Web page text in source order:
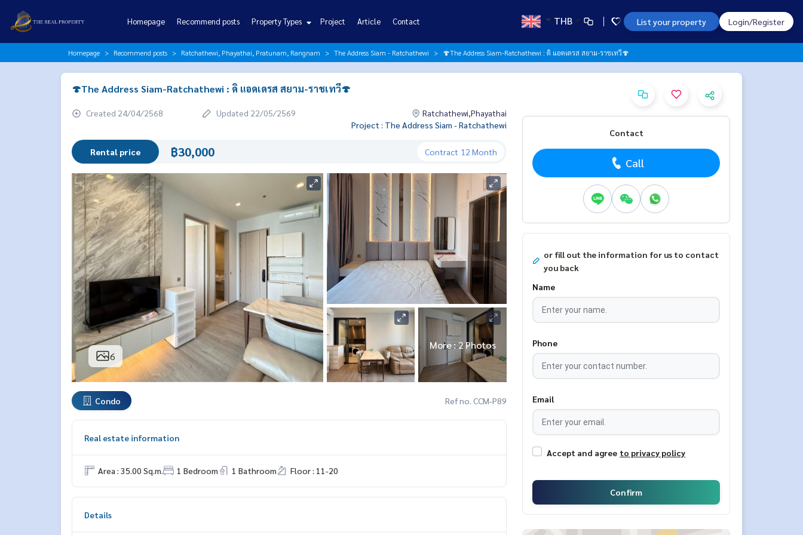
Homepage Recommend posts Property Types Project Article Contact THB List your property Login/Register
Homepage Recommend posts Ratchathewi, Phayathai, Pratunam, Rangnam The Address Siam - Ratchathewi 🍄The Address Siam-Ratchathewi : ดิ แอดเดรส สยาม-ราชเทวี🍄
🍄The Address Siam-Ratchathewi : ดิ แอดเดรส สยาม-ราชเทวี🍄
Created 24/04/2568 Updated 22/05/2569
Ratchathewi,Phayathai
Project : The Address Siam - Ratchathewi
Rental price ฿30,000 Contract 12 Month
6
More : 2 Photos
Condo Ref no. CCM-P89
Real estate information
Area : 35.00 Sq.m. 1 Bedroom 1 Bathroom Floor : 11-20
Details
Contact
Call
or fill out the information for us to contact
you back
Name
Phone
Email
Accept and agree to privacy policy
Confirm